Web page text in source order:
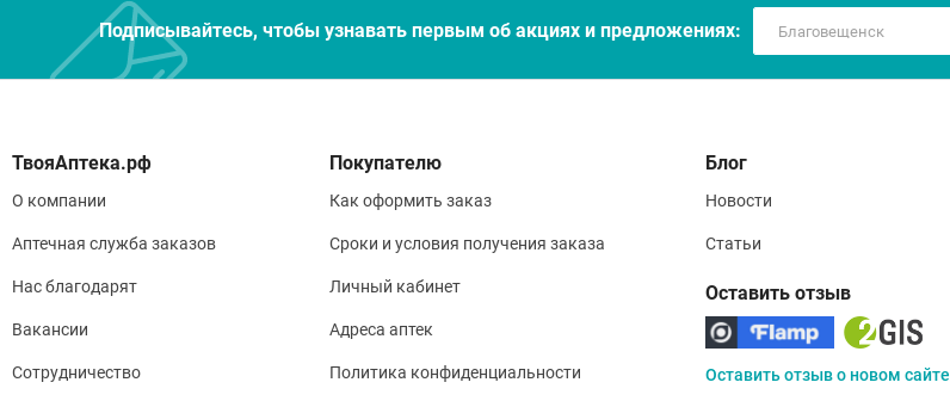
Подписывайтесь, чтобы узнавать первым об акцияx и предложениях:
О компании
Аптечная служба заказов
Нас благодарят
Вакансии
Сотрудничество
Покупателю
Как оформить заказ
Сроки и условия получения заказа
Личный кабинет
Адреса аптек
Политика конфиденциальности
Блог
Новости
Статьи
Оставить отзыв
Оставить отзыв о новом сайте